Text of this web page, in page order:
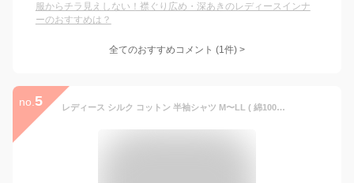
服からチラ見えしない！襟ぐり広め・深あきのレディースインナ
ーのおすすめは？
全てのおすすめコメント (1件) >
no. 5 レディース シルク コットン 半袖シャツ M〜LL ( 綿100％ 絹 シルク100％ コットン100％ 冷えとり 肌着 襟ぐり 広 深あき シャツ tシャツ mayui )